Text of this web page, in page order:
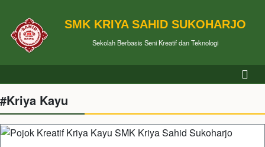
SMK KRIYA SAHID SUKOHARJO
Sekolah Berbasis Seni Kreatif dan Teknologi
#Kriya Kayu